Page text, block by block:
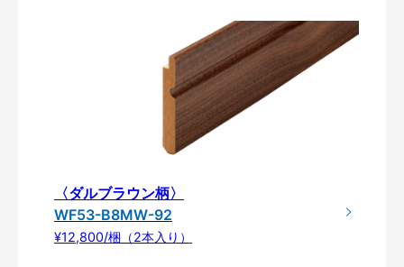
〈ダルブラウン柄〉
WF53-B8MW-92
¥12,800/梱（2本入り）